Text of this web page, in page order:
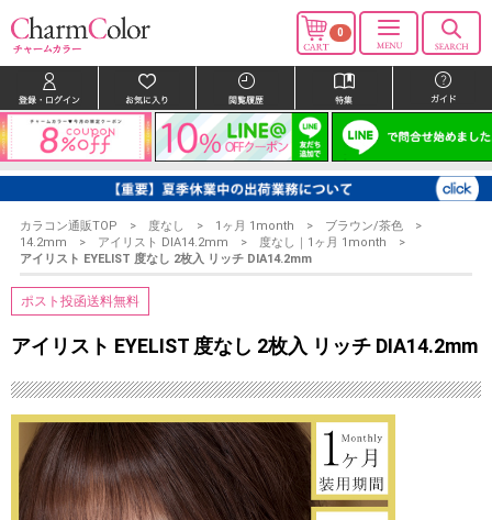
0
カラコン通販TOP 度なし 1ヶ月 1month
ブラウン/茶色
14.2mm
アイリスト DIA14.2mm
度なし｜1ヶ月 1month
アイリスト EYELIST 度なし 2枚入 リッチ DIA14.2mm
ポスト投函送料無料
アイリスト EYELIST 度なし 2枚入 リッチ DIA14.2mm